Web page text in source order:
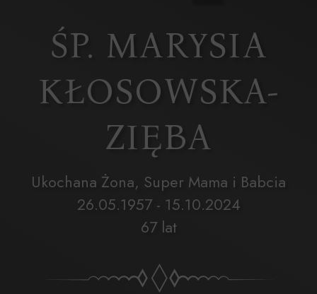
ŚP. MARYSIA
KŁOSOWSKA-
ZIĘBA
Ukochana Żona, Super Mama i Babcia
26.05.1957 - 15.10.2024
67 lat